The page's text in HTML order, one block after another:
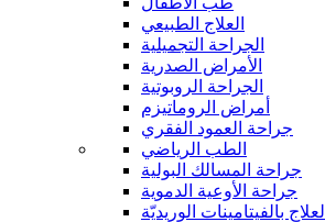
العلاج الطبيعي
الجراحة التجميلية
الأمراض الصدرية
الجراحة الروبوتية
أمراض الروماتيزم
جراحة العمود الفقري
الطب الرياضي
جراحة المسالك البولية
جراحة الأوعية الدموية
العلاج بالفيتامينات الوريديّة